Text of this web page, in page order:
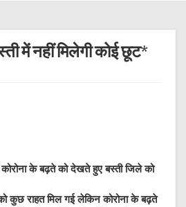
में नहीं मिलेगी कोई छूट*
के बढ़ते को देखते हुए बस्‍ती जिले को
राहत मिल गई लेकिन कोरोना के बढ़ते